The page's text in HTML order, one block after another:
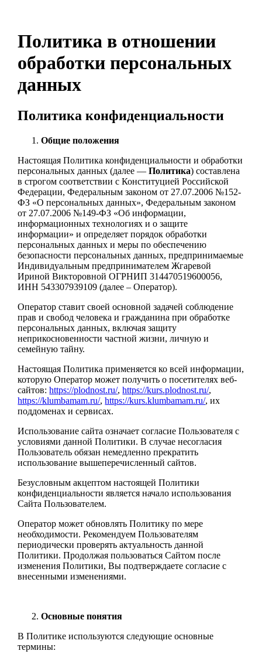
Политика в отношении
обработки персональных
данных
Политика конфиденциальности
Общие положения
Настоящая Политика конфиденциальности и обработки
персональных данных (далее —Политика) составлена
в строгом соответствии с Конституцией Российской
Федерации, Федеральным законом от 27.07.2006 №152-
ФЗ «О персональных данных», Федеральным законом
от 27.07.2006 №149-ФЗ «Об информации,
информационных технологиях и о защите
информации» и определяет порядок обработки
персональных данных и меры по обеспечению
безопасности персональных данных, предпринимаемые
Индивидуальным предпринимателем Жгаревой
Ириной Викторовной ОГРНИП 314470519600056,
ИНН 543307939109 (далее – Оператор).
Оператор ставит своей основной задачей соблюдение
прав и свобод человека и гражданина при обработке
персональных данных, включая защиту
неприкосновенности частной жизни, личную и
семейную тайну.
Настоящая Политика применяется ко всей информации,
которую Оператор может получить о посетителях веб-
сайтов:https://plodnost.ru/,https://kurs.plodnost.ru/,
https://klumbamam.ru/,https://kurs.klumbamam.ru/, их
поддоменах и сервисах.
Использование сайта означает согласие Пользователя с
условиями данной Политики. В случае несогласия
Пользователь обязан немедленно прекратить
использование вышеперечисленный сайтов.
Безусловным акцептом настоящей Политики
конфиденциальности является начало использования
Сайта Пользователем.
Оператор может обновлять Политику по мере
необходимости. Рекомендуем Пользователям
периодически проверять актуальность данной
Политики. Продолжая пользоваться Сайтом после
изменения Политики, Вы подтверждаете согласие с
внесенными изменениями.
Основные понятия
В Политике используются следующие основные
термины: